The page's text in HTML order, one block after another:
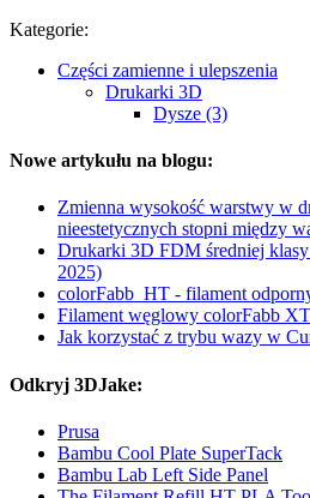
Kategorie:
Części zamienne i ulepszenia
Drukarki 3D
Dysze (3)
Nowe artykułu na blogu:
Zmienna wysokość warstwy w
nieestetycznych stopni między
Drukarki 3D FDM średniej klasy
2025)
colorFabb_HT - filament
Filament węglowy colorFabb
Jak korzystać z trybu wazy w
Odkryj 3DJake:
Prusa
Bambu Cool Plate SuperTack
Bambu Lab Left Side Panel